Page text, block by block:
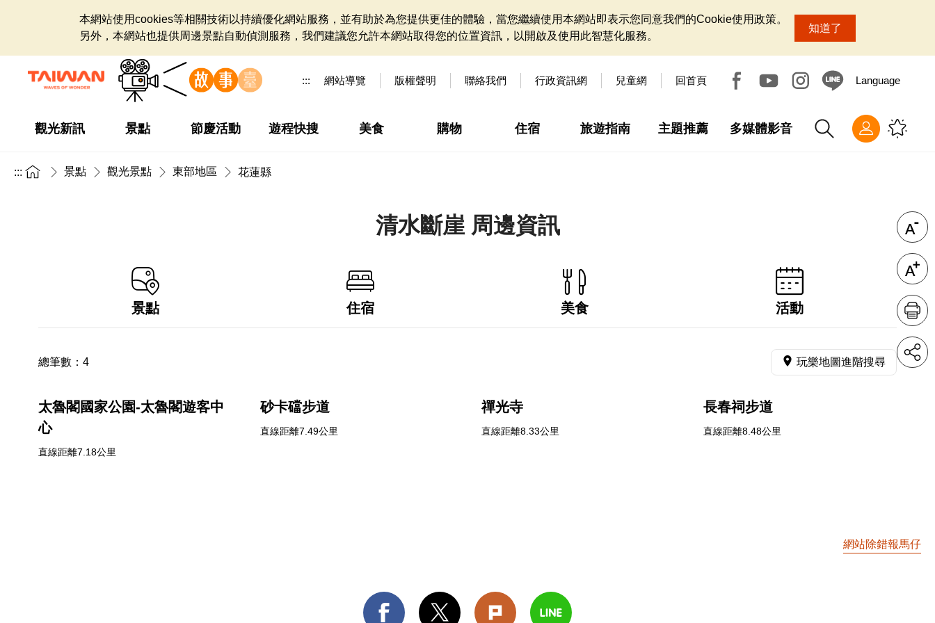
本網站使用cookies等相關技術以持續優化網站服務，並有助於為您提供更佳的體驗，當您繼續使用本網站即表示您同意我們的Cookie使用政策。
另外，本網站也提供周邊景點自動偵測服務，我們建議您允許本網站取得您的位置資訊，以開啟及使用此智慧化服務。
知道了
::: 網站導覽 版權聲明 聯絡我們 行政資訊網 兒童網 回首頁 Language
觀光新訊 景點 節慶活動 遊程快搜 美食 購物 住宿 旅遊指南 主題推薦 多媒體影音
::: 景點 觀光景點 東部地區 花蓮縣
清水斷崖 周邊資訊
景點 住宿 美食 活動
總筆數： 4 玩樂地圖進階搜尋
太魯閣國家公園-太魯閣遊客中
心
直線距離7.18公里
砂卡礑步道
直線距離7.49公里
禪光寺
直線距離8.33公里
長春祠步道
直線距離8.48公里
網站除錯報馬仔